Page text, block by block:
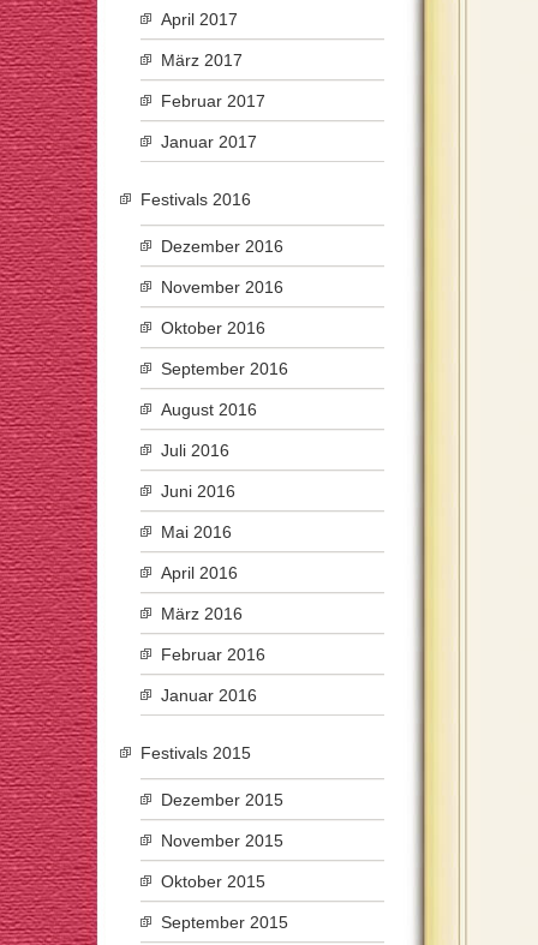
April 2017
März 2017
Februar 2017
Januar 2017
Festivals 2016
Dezember 2016
November 2016
Oktober 2016
September 2016
August 2016
Juli 2016
Juni 2016
Mai 2016
April 2016
März 2016
Februar 2016
Januar 2016
Festivals 2015
Dezember 2015
November 2015
Oktober 2015
September 2015